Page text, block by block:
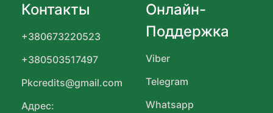
Контакты
+380673220523
+380503517497
Pkcredits@gmail.com
Адрес:
Онлайн-
Поддержка
Viber
Telegram
Whatsapp